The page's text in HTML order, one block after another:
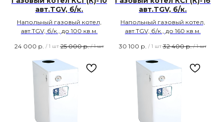
авт.TGV, б/к.
Напольный газовый котел,
авт.TGV, б/к., до 100 кв.м.
24 000 р. / 1 шт 25 000 р. / 1 шт
авт.TGV, б/к.
Напольный газовый котел,
авт.TGV, б/к., до 160 кв.м.
30 100 р. / 1 шт 32 400 р. / 1 шт